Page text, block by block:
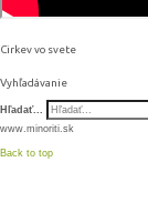
Cirkev vo svete
Vyhľadávanie
Hľadať...
www.minoriti.sk
Back to top